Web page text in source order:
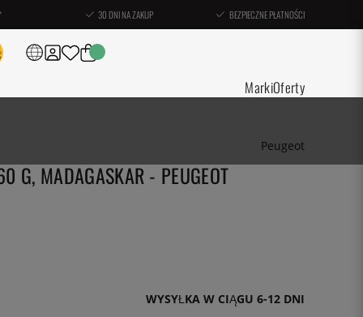
30 DNI NA ZAKUP BEZPIECZNE PŁATNOŚCI
MarkiOferty
Peugeot
G, MADAGASKAR - PEUGEOT
WYSYŁKA W CIĄGU 6-12 DNI